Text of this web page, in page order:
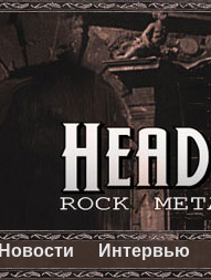
Новости Интервью